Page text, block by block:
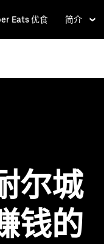
Eats 优食 简介
尔城
钱的